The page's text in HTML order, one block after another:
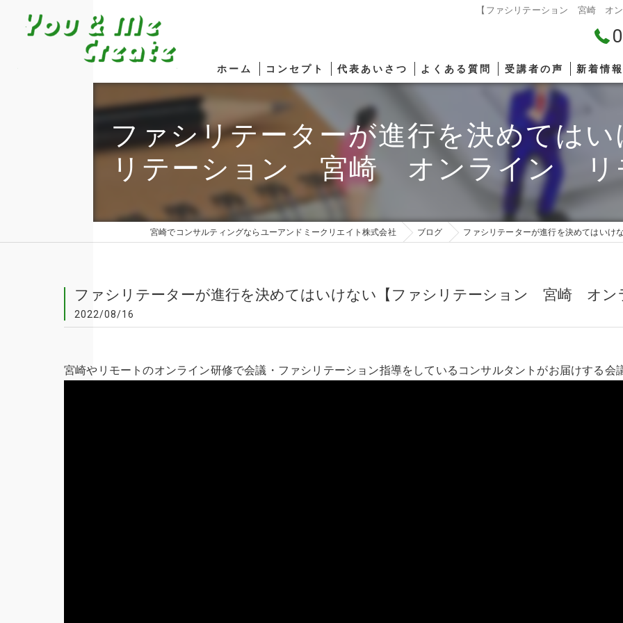
【ファシリテーション 宮崎 オ
ホーム コンセプト 代表あいさつ よくある質問 受講者の声 新着情報
ファシリテーターが進行を決めては
リテーション 宮崎 オンライン リ
宮崎でコンサルティングならユーアンドミークリエイト株式会社 ブログ ファシリテーターが進行を決めてはい
ファシリテーターが進行を決めてはいけない【ファシリテーション 宮崎 オ
2022/08/16
宮崎やリモートのオンライン研修で会議・ファシリテーション指導をしているコンサルタントがお届けする会